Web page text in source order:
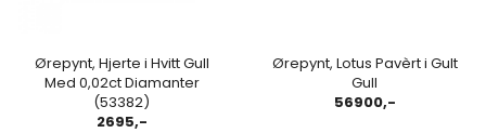
Ørepynt, Hjerte i Hvitt Gull
Med 0,02ct Diamanter
(53382)
2695,-
Ørepynt, Lotus Pavèrt i Gult
Gull
56900,-